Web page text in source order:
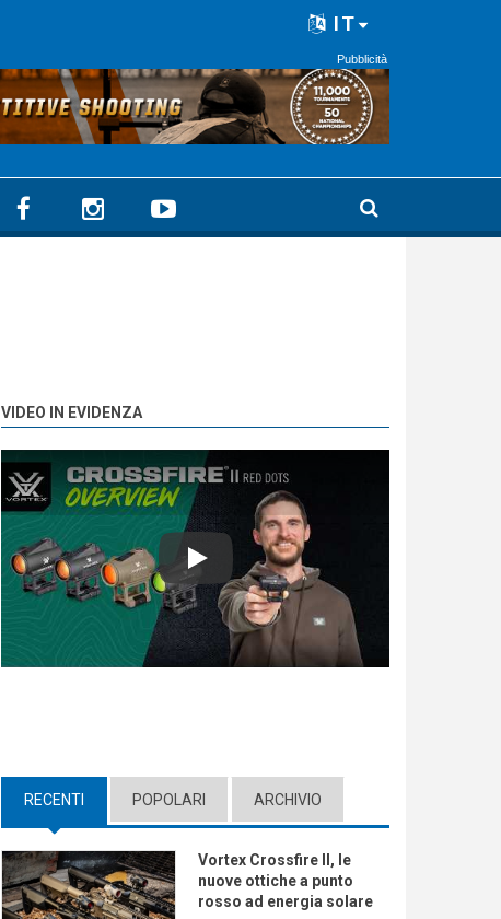
IT
Pubblicità
VIDEO IN EVIDENZA
Play
RECENTI (ACTIVE TAB)
POPOLARI ARCHIVIO
Vortex Crossfire II, le
nuove ottiche a punto
rosso ad energia solare